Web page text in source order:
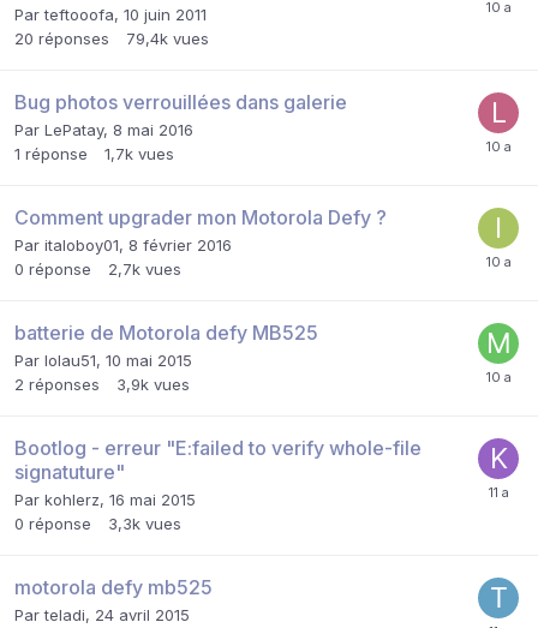
Parteftooofa, 10 juin 2011
20 réponses 79,4k vues
Bug photos verrouillées dans galerie
Par LePatay, 8 mai 2016
1 réponse 1,7k vues
Comment upgrader mon Motorola Defy ?
Par italoboy01, 8 février 2016
0 réponse 2,7k vues
batterie de Motorola defy MB525
Par lolau51, 10 mai 2015
2 réponses 3,9k vues
Bootlog - erreur "E:failed to verify whole-file
signatuture"
Par kohlerz, 16 mai 2015
0 réponse 3,3k vues
motorola defy mb525
Parteladi, 24 avril 2015